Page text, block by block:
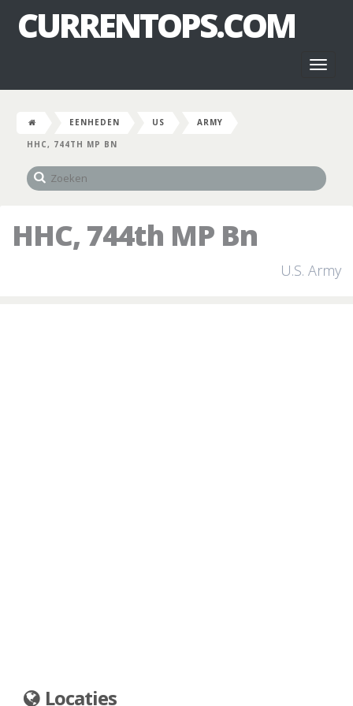
CURRENTOPS.COM
EENHEDEN US
ARMY
HHC, 744TH MP BN
HHC, 744th MP Bn
U.S. Army
Locaties